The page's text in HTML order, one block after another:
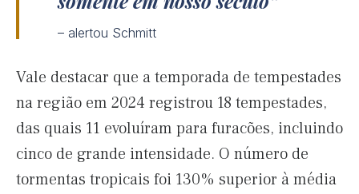
– alertou Schmitt
Vale destacar que a temporada de tempestades
na região em 2024 registrou 18 tempestades,
das quais 11 evoluíram para furacões, incluindo
cinco de grande intensidade. O número de
tormentas tropicais foi 130% superior à média